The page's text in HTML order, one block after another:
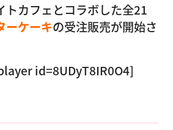
トカフェとコラボした全21
ーケーキの受注販売が開始さ
id=8UDyT8IR0O4]